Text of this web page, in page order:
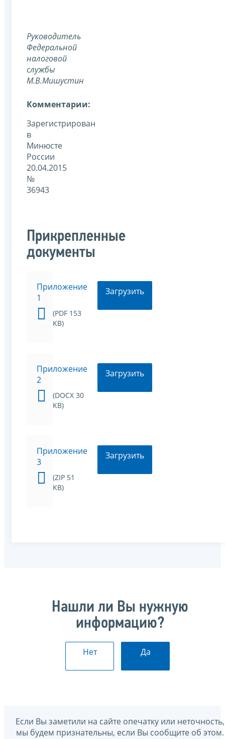
Руководитель
Федеральной
налоговой
службы
М.В.Мишустин
Комментарии:
Зарегистрирован
в
Минюсте
России
20.04.2015
№
36943
Прикрепленные
документы
Приложение
1
(PDF 153
KB)
Загрузить
Приложение
2
(DOCX 30
KB)
Загрузить
Приложение
3
(ZIP 51
KB)
Загрузить
Нашли ли Вы нужную
информацию?
Нет Да
Если Вы заметили на сайте опечатку или неточность,
мы будем признательны, если Вы сообщите об этом.